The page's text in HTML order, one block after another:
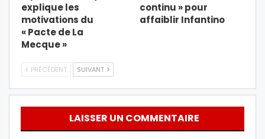
explique les
motivations du
« Pacte de La
Mecque »
continu » pour
affaiblir Infantino
PRÉCÉDENT SUIVANT
LAISSER UN COMMENTAIRE